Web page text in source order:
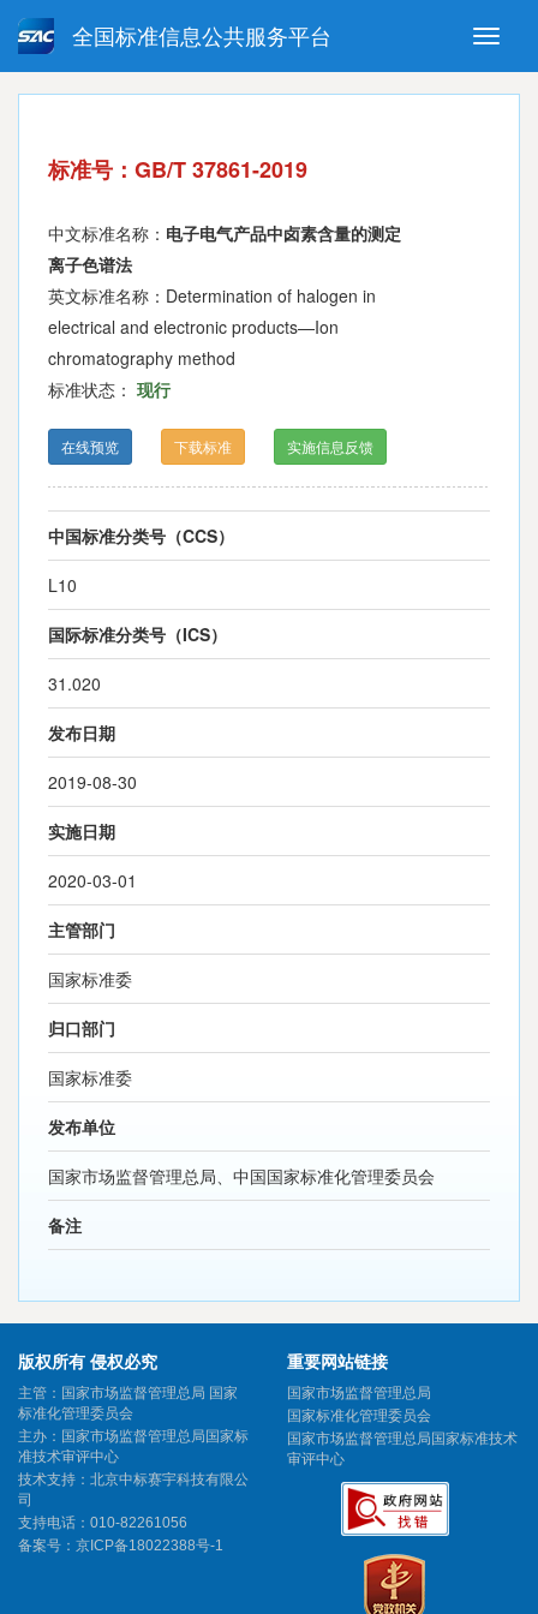
Toggle
全国标准信息公共服务平台
强制性国家标准 推荐性国家标准
指导性技术文件 (National standards in foreign
标准号：GB/T 37861-2019
中文标准名称： 电子电气产品中卤素含量的测定
离子色谱法
英文标准名称：Determination of halogen in
electrical and electronic products—Ion
chromatography method
标准状态： 现行
在线预览 下载标准 实施信息反馈
中国标准分类号（CCS）
L10
国际标准分类号（ICS）
31.020
发布日期
2019-08-30
实施日期
2020-03-01
主管部门
国家标准委
归口部门
国家标准委
发布单位
国家市场监督管理总局、中国国家标准化管理委员会
备注
版权所有 侵权必究
主管：国家市场监督管理总局 国家
标准化管理委员会
主办：国家市场监督管理总局国家标
准技术审评中心
技术支持：北京中标赛宇科技有限公
司
支持电话：010-82261056
备案号： 京ICP备18022388号-1
重要网站链接
国家市场监督管理总局
国家标准化管理委员会
国家市场监督管理总局国家标准技术
审评中心